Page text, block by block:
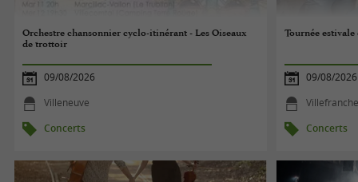
Orchestre chansonnier cyclo-itinérant - Les Oiseaux
de trottoir
09/08/2026
Villeneuve
Concerts
Tournée
09/08/2026
Concerts